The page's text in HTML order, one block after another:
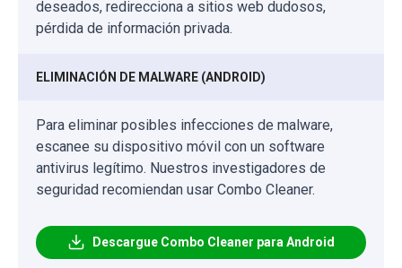
deseados, redirecciona a sitios web dudosos,
pérdida de información privada.
ELIMINACIÓN DE MALWARE (ANDROID)
Para eliminar posibles infecciones de malware,
escanee su dispositivo móvil con un software
antivirus legítimo. Nuestros investigadores de
seguridad recomiendan usar Combo Cleaner.
Descargue Combo Cleaner para Android